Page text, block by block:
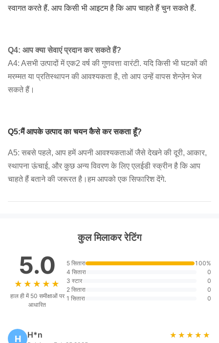
स्वागत करते हैं. आप किसी भी आइटम है कि आप चाहते हैं चुन सकते हैं.
Q4: आप क्या सेवाएं प्रदान कर सकते हैं?
A4: Aसभी उत्पादों में एक2 वर्ष की गुणवत्ता वारंटी. यदि किसी भी घटकों की
मरम्मत या प्रतिस्थापन की आवश्यकता है, तो आप उन्हें वापस शेन्ज़ेन भेज
सकते हैं।
Q5:मैं आपके उत्पाद का चयन कैसे कर सकता हूँ?
A5: सबसे पहले, आप हमें अपनी आवश्यकताओं जैसे देखने की दूरी, आकार,
स्थापना ऊंचाई, और कुछ अन्य विवरण के लिए एलईडी स्क्रीन है कि आप
चाहते हैं बताने की जरूरत है।हम आपको एक सिफारिश देंगे.
कुल मिलाकर रेटिंग
5.0
★★★★★
★★★★★
हाल ही में 50 समीक्षाओं पर
आधारित
5 सितारा
100%
4 सितारा
0
3 स्टार
0
2 सितारा
0
1 सितारा
0
H H*n ★★★★★
★★★★★